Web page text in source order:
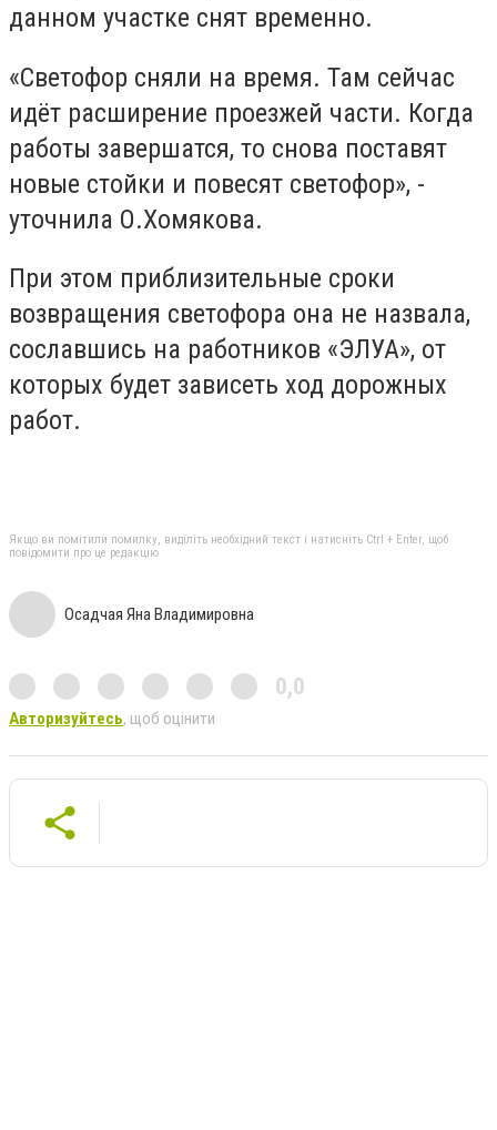
данном участке снят временно.
«Светофор сняли на время. Там сейчас
идёт расширение проезжей части. Когда
работы завершатся, то снова поставят
новые стойки и повесят светофор», -
уточнила О.Хомякова.
При этом приблизительные сроки
возвращения светофора она не назвала,
сославшись на работников «ЭЛУА», от
которых будет зависеть ход дорожных
работ.
Якщо ви помітили помилку, виділіть необхідний текст і натисніть Ctrl + Enter, щоб
повідомити про це редакцію
Осадчая Яна Владимировна
0,0
Авторизуйтесь, щоб оцінити